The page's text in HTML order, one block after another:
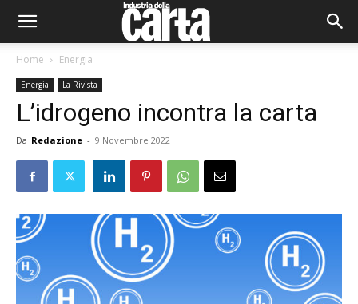
Home Energia
Energia La Rivista
L’idrogeno incontra la carta
Da Redazione - 9 Novembre 2022